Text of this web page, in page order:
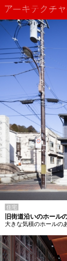
住宅
旧街道沿いのホール
大きな気積のホールの